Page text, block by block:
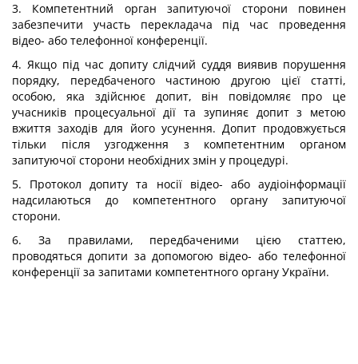
3. Компетентний орган запитуючої сторони повинен
забезпечити участь перекладача під час проведення
відео- або телефонної конференції.
4. Якщо під час допиту слідчий суддя виявив порушення
порядку, передбаченого частиною другою цієї статті,
особою, яка здійснює допит, він повідомляє про це
учасників процесуальної дії та зупиняє допит з метою
вжиття заходів для його усунення. Допит продовжується
тільки після узгодження з компетентним органом
запитуючої сторони необхідних змін у процедурі.
5. Протокол допиту та носії відео- або аудіоінформації
надсилаються до компетентного органу запитуючої
сторони.
6. За правилами, передбаченими цією статтею,
проводяться допити за допомогою відео- або телефонної
конференції за запитами компетентного органу України.